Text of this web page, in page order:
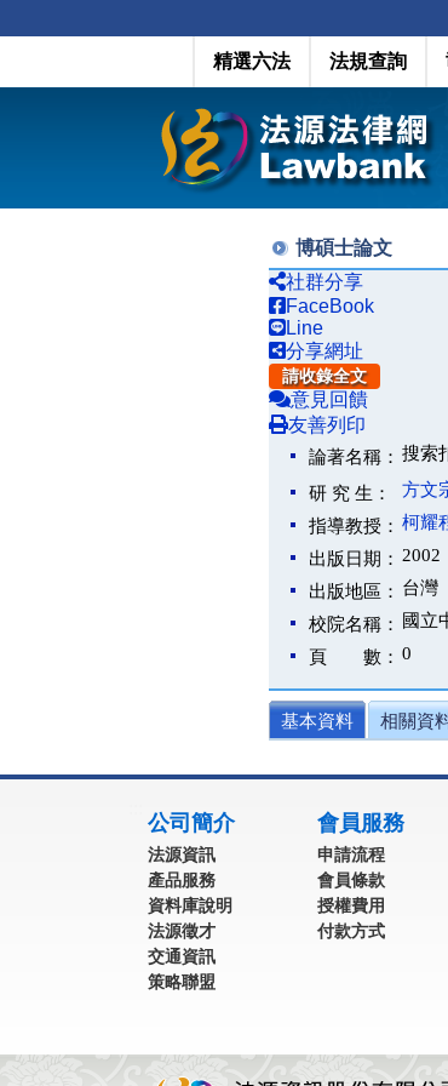
精選六法 法規查詢
博碩士論文
社群分享
FaceBook
Line
分享網址
請收錄全文
意見回饋
友善列印
論著名稱： 搜索
研 究 生：
方文
指導教授： 柯耀
出版日期： 2002
出版地區： 台灣
校院名稱：
國立
頁 數： 0
基本資料 相關資
公司簡介
法源資訊
產品服務
資料庫說明
法源徵才
交通資訊
策略聯盟
會員服務
申請流程
會員條款
授權費用
付款方式